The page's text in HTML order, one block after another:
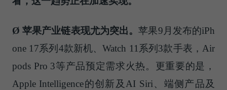
Ø 苹果产业链表现尤为突出。苹果9月发布的iPh
one 17系列4款新机、Watch 11系列3款手表，Air
pods Pro 3等产品预定需求火热。更重要的是，
Apple Intelligence的创新及AI Siri、端侧产品及